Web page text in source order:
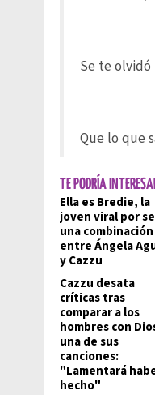
Se te olvidó
Que lo que
TE PODRÍA
Ella es Bredie, la
joven viral por
una combinación
entre Ángela
y Cazzu
Cazzu desata
críticas tras
comparar a los
hombres con
una de sus
canciones:
"Lamentará
hecho"